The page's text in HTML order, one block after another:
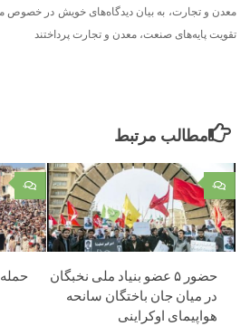
معدن و تجارت، به بیان دیدگاه‌های خویش در
تقویت پایه‌های صنعت، معدن و تجارت پرداختند
مطالب مرتبط
۰ ۰
حضور ۵ عضو بنیاد ملی نخبگان
در میان جان باختگان سانحه
هواپیمای اوکراینی‌